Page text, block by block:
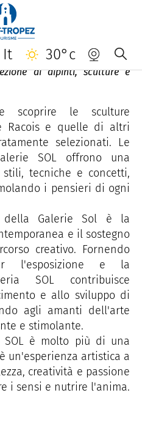
it 30°c
Sol
proprio talent-spotter, che
di dipinti, sculture e
scoprire le sculture
Racois e quelle di altri
selezionati. Le
SOL offrono una
tecniche e concetti,
i pensieri di ogni
della Galerie Sol è la
e il sostegno
creativo. Fornendo
l'esposizione e la
SOL contribuisce
e allo sviluppo di
agli amanti dell'arte
e stimolante.
è molto più di una
un'esperienza artistica a
creatività e passione
i sensi e nutrire l'anima.